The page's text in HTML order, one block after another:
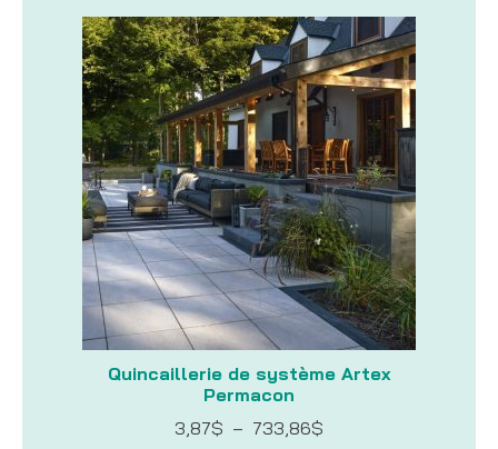
Quincaillerie de système Artex
Permacon
3,87$ – 733,86$